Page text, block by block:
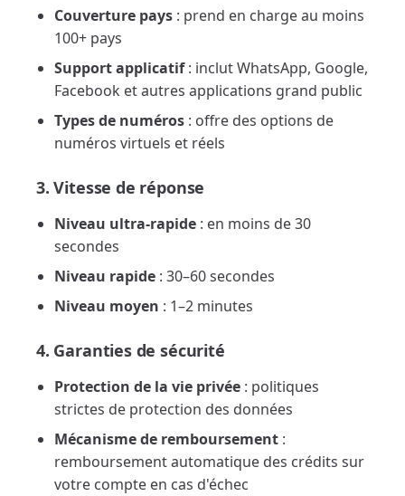
Couverture pays : prend en charge au moins
100+ pays
Support applicatif: inclut WhatsApp, Google,
Facebook et autres applications grand public
Types de numéros : offre des options de
numéros virtuels et réels
3. Vitesse de réponse
Niveau ultra-rapide : en moins de 30
secondes
Niveau rapide : 30–60 secondes
Niveau moyen : 1–2 minutes
4. Garanties de sécurité
Protection de la vie privée : politiques
strictes de protection des données
Mécanisme de remboursement :
remboursement automatique des crédits sur
votre compte en cas d'échec